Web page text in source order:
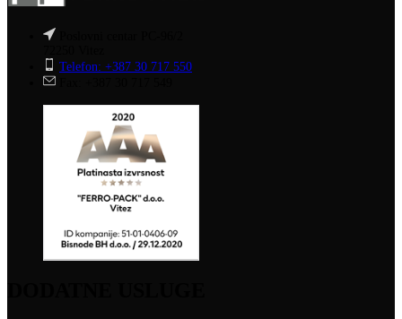
Telefon: +387 30 717 550